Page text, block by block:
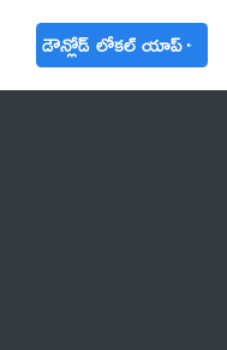
డౌన్లోడ్ లోకల్ యాప్